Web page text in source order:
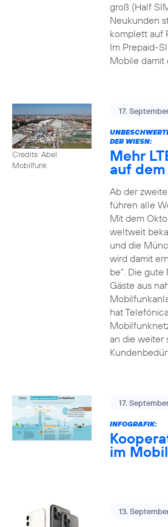
groß (Half
Neukunden
komplett auf
Im Prepaid-
Mobile damit
Credits: Abel
Mobilfunk
17.
DER WIESN:
Mehr
auf
Ab der
führen alle
Mit dem
weltweit
und die
wird damit
be“. Die
Gäste aus
hat
an die weiter
17.
INFOGRAFIK:
im
13.